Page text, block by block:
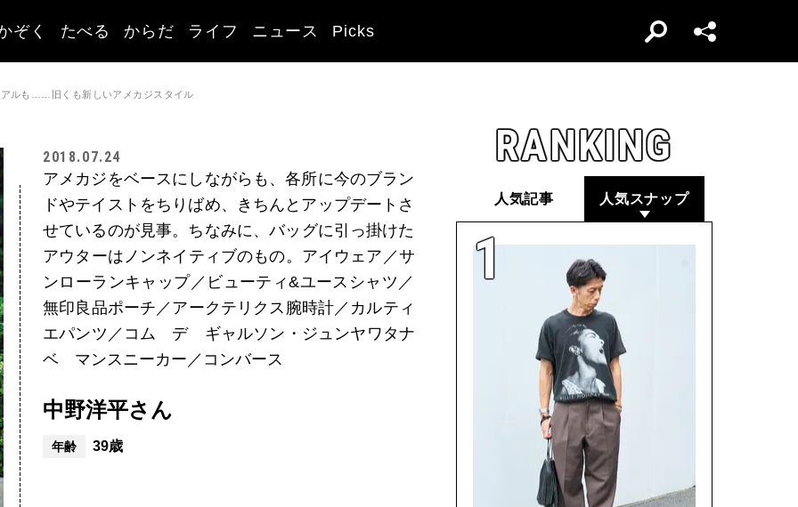
ぞく たべる からだ ライフ ニュース Picks
ルも……旧くも新しいアメカジスタイル
2018.07.24
アメカジをベースにしながらも、各所に今のブラン
ドやテイストをちりばめ、きちんとアップデートさ
せているのが見事。ちなみに、バッグに引っ掛けた
アウターはノンネイティブのもの。アイウェア／サ
ンローランキャップ／ビューティ&ユースシャツ／
無印良品ポーチ／アークテリクス腕時計／カルティ
エパンツ／コム デ ギャルソン・ジュンヤワタナ
ベ マンスニーカー／コンバース
中野洋平さん
年齢 39歳
RANKING
人気記事 人気スナップ